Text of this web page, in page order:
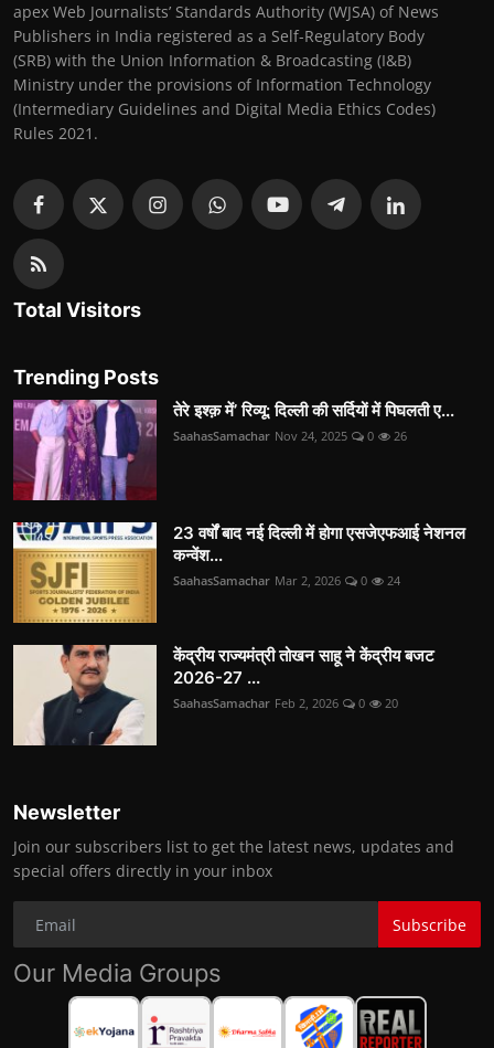
apex Web Journalists’ Standards Authority (WJSA) of News
Publishers in India registered as a Self-Regulatory Body
(SRB) with the Union Information & Broadcasting (I&B)
Ministry under the provisions of Information Technology
(Intermediary Guidelines and Digital Media Ethics Codes)
Rules 2021.
Total Visitors
Trending Posts
तेरे इश्क़ में’ रिव्यू: दिल्ली की सर्दियों में पिघलती ए...
SaahasSamachar Nov 24, 2025 0 26
23 वर्षों बाद नई दिल्ली में होगा एसजेएफआई नेशनल
कन्वेंश...
SaahasSamachar Mar 2, 2026 0 24
केंद्रीय राज्यमंत्री तोखन साहू ने केंद्रीय बजट
2026-27 ...
SaahasSamachar Feb 2, 2026 0 20
Newsletter
Join our subscribers list to get the latest news, updates and
special offers directly in your inbox
Subscribe
Our Media Groups